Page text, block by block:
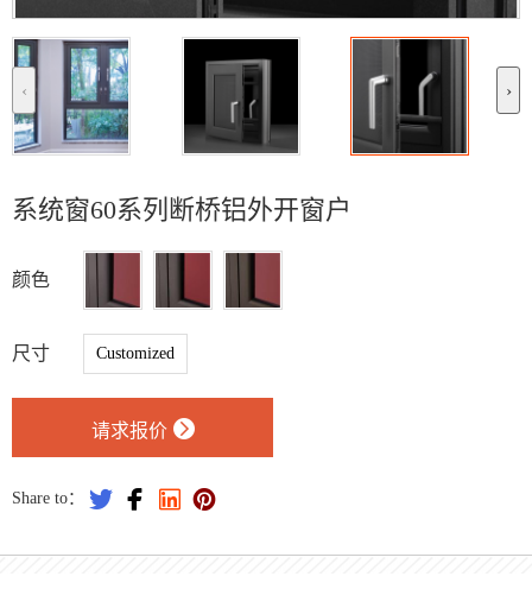
‹ ›
系统窗60系列断桥铝外开窗户
颜色
尺寸 Customized
请求报价 
Share to：    